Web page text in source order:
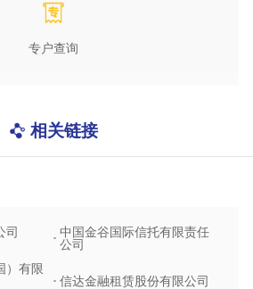
专户查询
相关链接
司
）有限
中国金谷国际信托有限责任
公司
信达金融租赁股份有限公司